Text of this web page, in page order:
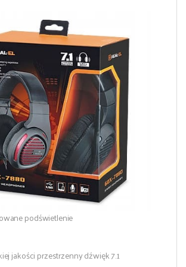
podświetlenie
jakości przestrzenny dźwięk 7.1